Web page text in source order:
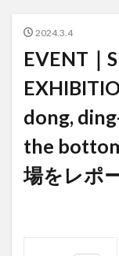
2024.3.4
EVENT｜
dong,
the
場をレポ